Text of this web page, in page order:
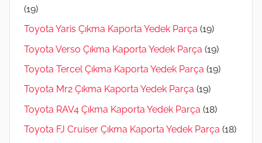
(19)
Toyota Yaris Çıkma Kaporta Yedek Parça (19)
Toyota Verso Çıkma Kaporta Yedek Parça (19)
Toyota Tercel Çıkma Kaporta Yedek Parça (19)
Toyota Mr2 Çıkma Kaporta Yedek Parça (19)
Toyota RAV4 Çıkma Kaporta Yedek Parça (18)
Toyota FJ Cruiser Çıkma Kaporta Yedek Parça (18)